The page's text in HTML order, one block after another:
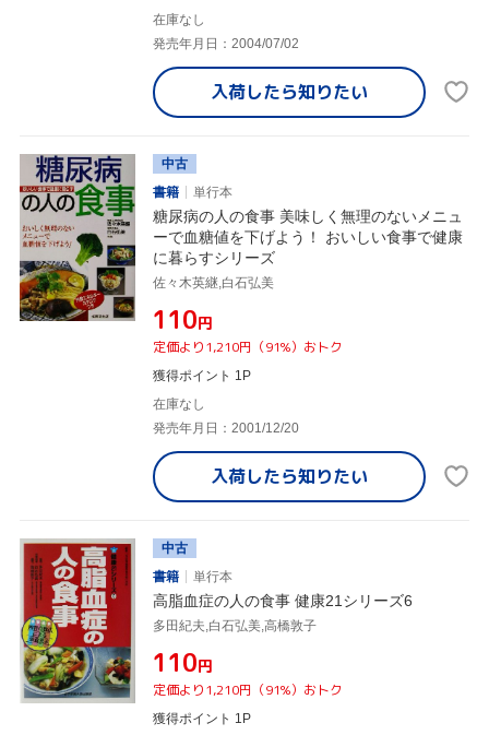
在庫なし
発売年月日：2004/07/02
入荷したら知りたい
中古
書籍
単行本
糖尿病の人の食事 美味しく無理のないメニュ
ーで血糖値を下げよう！ おいしい食事で健康
に暮らすシリーズ
佐々木英継,白石弘美
¥110円
定価より1,210円（91%）おトク
獲得ポイント 1P
在庫なし
発売年月日：2001/12/20
入荷したら知りたい
中古
書籍
単行本
高脂血症の人の食事 健康21シリーズ6
多田紀夫,白石弘美,高橋敦子
¥110円
定価より1,210円（91%）おトク
獲得ポイント 1P